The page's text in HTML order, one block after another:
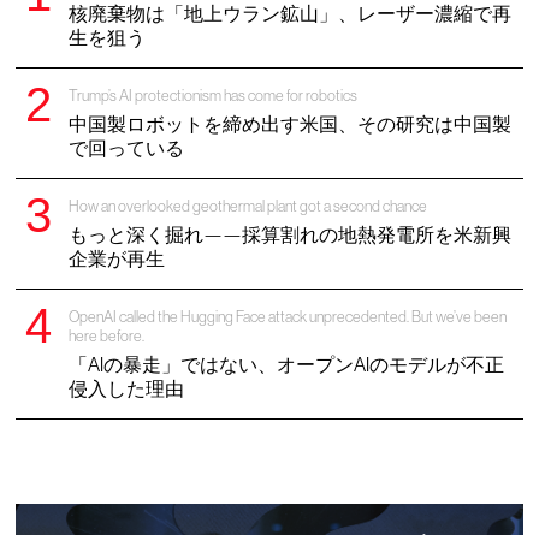
核廃棄物は「地上ウラン鉱山」、レーザー濃縮で再
生を狙う
Trump’s AI protectionism has come for robotics
中国製ロボットを締め出す米国、その研究は中国製
で回っている
How an overlooked geothermal plant got a second chance
もっと深く掘れ——採算割れの地熱発電所を米新興
企業が再生
OpenAI called the Hugging Face attack unprecedented. But we’ve been
here before.
「AIの暴走」ではない、オープンAIのモデルが不正
侵入した理由